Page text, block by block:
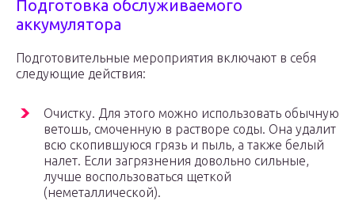
Подготовка обслуживаемого
аккумулятора
Подготовительные мероприятия включают в себя
следующие действия:
Очистку. Для этого можно использовать обычную
ветошь, смоченную в растворе соды. Она удалит
всю скопившуюся грязь и пыль, а также белый
налет. Если загрязнения довольно сильные,
лучше воспользоваться щеткой
(неметаллической).